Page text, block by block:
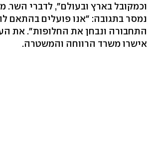
וכמקובל בארץ ובעולם", לדברי השר.
נמסר בתגובה: "אנו פועלים בהתאם
התחבורה ונבחן את החלופות". את
אישרו משרד הרווחה והמשטרה.